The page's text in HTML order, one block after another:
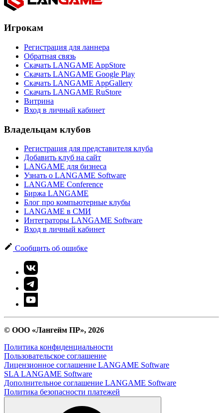
Игрокам
Регистрация для ланнера
Обратная связь
Скачать LANGAME AppStore
Скачать LANGAME Google Play
Скачать LANGAME AppGallery
Скачать LANGAME RuStore
Витрина
Вход в личный кабинет
Владельцам клубов
Регистрация для представителя клуба
Добавить клуб на сайт
LANGAME для бизнеса
Узнать о LANGAME Software
LANGAME Conference
Биржа LANGAME
Блог про компьютерные клубы
LANGAME в СМИ
Интеграторы LANGAME Software
Вход в личный кабинет
Сообщить об ошибке
© ООО «Лангейм ПР», 2026
Политика конфиденциальности
Пользовательское соглашение
Лицензионное соглашение LANGAME Software
SLA LANGAME Software
Дополнительное соглашение LANGAME Software
Политика безопасности платежей